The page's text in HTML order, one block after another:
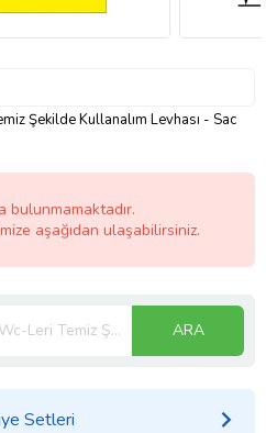
Şekilde Kullanalım Levhası - Sac
bulunmamaktadır.
aşağıdan ulaşabilirsiniz.
ARA
Setleri